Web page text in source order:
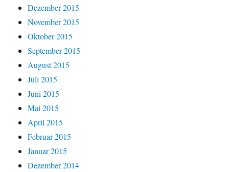
Dezember 2015
November 2015
Oktober 2015
September 2015
August 2015
Juli 2015
Juni 2015
Mai 2015
April 2015
Februar 2015
Januar 2015
Dezember 2014